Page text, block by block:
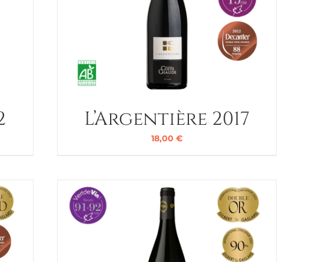
L’Argentière 2017
18,00 €